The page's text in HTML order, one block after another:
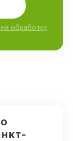
на обработку